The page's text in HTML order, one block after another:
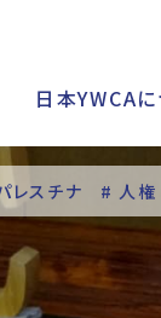
日本YWCA
レスチナ # 人権